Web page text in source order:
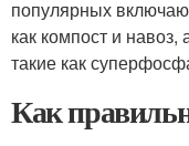
популярных
как компост и
такие как
Как